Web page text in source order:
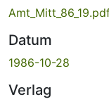
Datum
1986-10-28
Verlag